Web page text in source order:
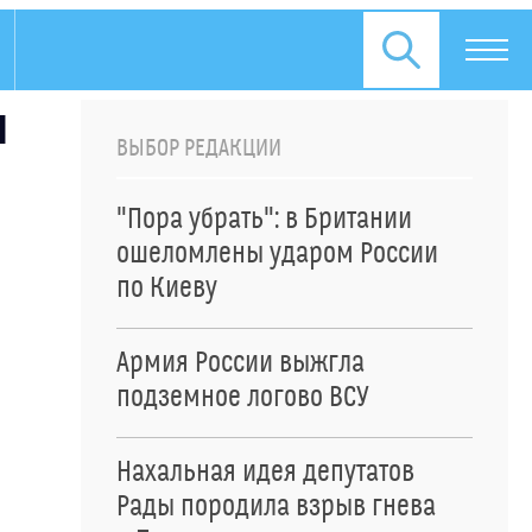
ВЫБОР РЕДАКЦИИ
"Пора убрать": в Британии
ошеломлены ударом России
по Киеву
Армия России выжгла
подземное логово ВСУ
Нахальная идея депутатов
Рады породила взрыв гнева